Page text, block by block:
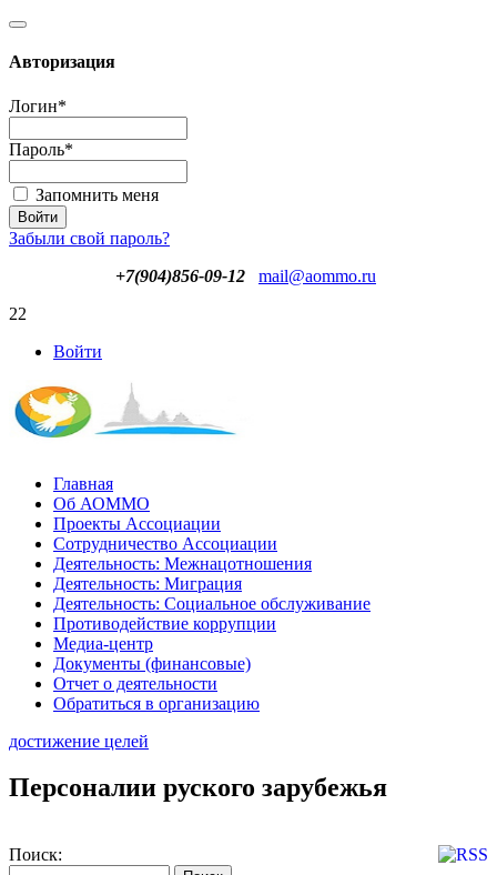
Авторизация
Логин*
Пароль*
Запомнить меня
Забыли свой пароль?
+7(904)856-09-12
mail@aommo.ru
22
Войти
Главная
Об АОММО
Проекты Ассоциации
Сотрудничество Ассоциации
Деятельность: Межнацотношения
Деятельность: Миграция
Деятельность: Социальное обслуживание
Противодействие коррупции
Медиа-центр
Документы (финансовые)
Отчет о деятельности
Обратиться в организацию
достижение целей
Персоналии руского зарубежья
Поиск: